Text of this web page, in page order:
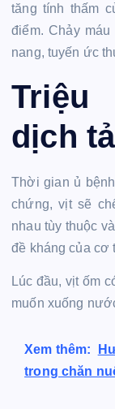
tăng tính thấm
điểm. Chảy
nang, tuyến ức
dịch
Thời gian ủ
chứng, vịt sẽ
nhau tùy thuộc
đề kháng của cơ
Lúc đầu, vịt ốm
muốn xuống
Xem thêm:
trong chăn